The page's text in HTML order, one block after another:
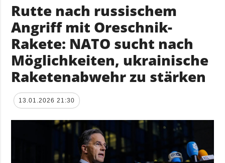
Rutte nach russischem
Angriff mit Oreschnik-
Rakete: NATO sucht nach
Möglichkeiten, ukrainische
Raketenabwehr zu stärken
13.01.2026 21:30